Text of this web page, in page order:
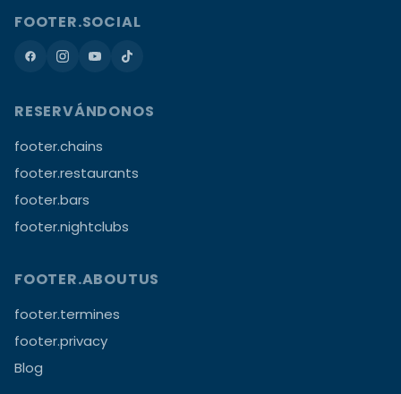
FOOTER.SOCIAL
RESERVÁNDONOS
footer.chains
footer.restaurants
footer.bars
footer.nightclubs
FOOTER.ABOUTUS
footer.termines
footer.privacy
Blog